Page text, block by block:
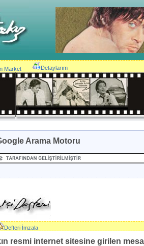
Market Detaylarım
Arama Motoru
Defteri İmzala
resmi internet sitesine girilen